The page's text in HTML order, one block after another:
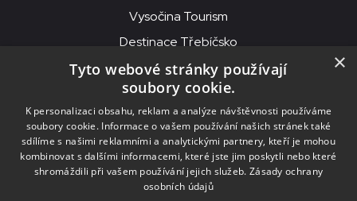
Vysočina Tourism
Destinace Třebíčsko
© 2026MKS Beseda Mor. Budějovice
MKS Beseda, příspěvková organizace, Purcnerova 62, 676 02
Moravské Budějovice
IČO: 00091758, DIČ: CZ00091758, ID datové schránky: chjn2kd
×
Tyto webové stránky používají
soubory cookie.
K personalizaci obsahu, reklam a analýze návštěvnosti používáme
soubory cookie. Informace o vašem používání našich stránek také
sdílíme s našimi reklamními a analytickými partnery, kteří je mohou
kombinovat s dalšími informacemi, které jste jim poskytli nebo které
shromáždili při vašem používání jejich služeb. Zásady ochrany
osobních údajů